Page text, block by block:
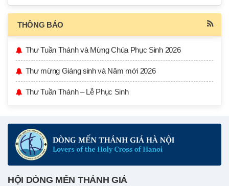
THÔNG BÁO
Thư Tuần Thánh và Mừng Chúa Phục Sinh 2026
Thư mừng Giáng sinh và Năm mới 2026
Thư Tuần Thánh – Lễ Phục Sinh
HỘI DÒNG MẾN THÁNH GIÁ